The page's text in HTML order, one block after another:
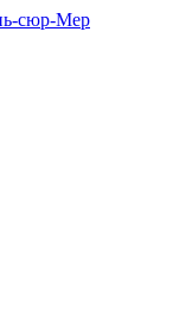
сюр-Мер